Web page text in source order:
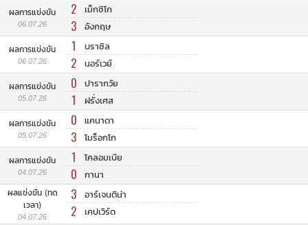
ผลการแข่งขัน
06.07.26
2 เม็กซิโก
3 อังกฤษ
ผลการแข่งขัน
06.07.26
1 บราซิล
2 นอร์เวย์
ผลการแข่งขัน
05.07.26
0 ปารากวัย
1 ฝรั่งเศส
ผลการแข่งขัน
05.07.26
0 แคนาดา
3 โมร็อกโก
ผลการแข่งขัน
04.07.26
1 โคลอมเบีย
0 กานา
ผลแข่งขัน (ทด
เวลา)
04.07.26
3 อาร์เจนติน่า
2 เคปเวิร์ด